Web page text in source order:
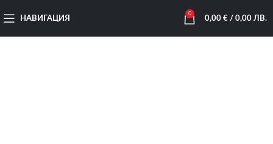
НАВИГАЦИЯ
0
0,00 € / 0,00 ЛВ.